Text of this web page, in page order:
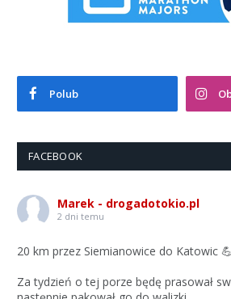
Polub
FACEBOOK
Marek - drogadotokio.pl
2 dni temu
20 km przez Siemianowice do Katowic 💪
Za tydzień o tej porze będę prasował